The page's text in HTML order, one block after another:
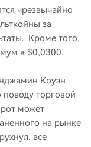
чрезвычайно
за
Кроме того,
в $0,0300.
Коуэн
торговой
может
на рынке
все